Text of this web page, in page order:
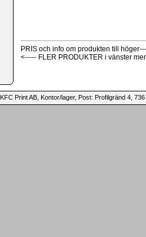
PRIS och info om produkten till
<----- FLER PRODUKTER i vänster
KFC Print AB, Kontor/lager, Post: Profilgränd 4,